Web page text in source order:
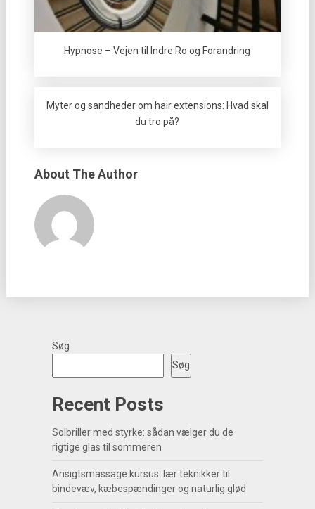
Hypnose – Vejen til Indre Ro og Forandring
Myter og sandheder om hair extensions: Hvad skal
du tro på?
About The Author
Søg
Søg
Recent Posts
Solbriller med styrke: sådan vælger du de
rigtige glas til sommeren
Ansigtsmassage kursus: lær teknikker til
bindevæv, kæbespændinger og naturlig glød